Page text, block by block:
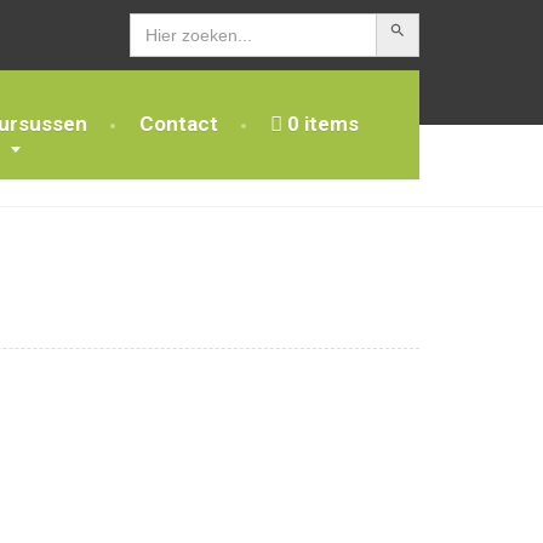
Zoek
naar:
Zoekknop
Contact 0 items